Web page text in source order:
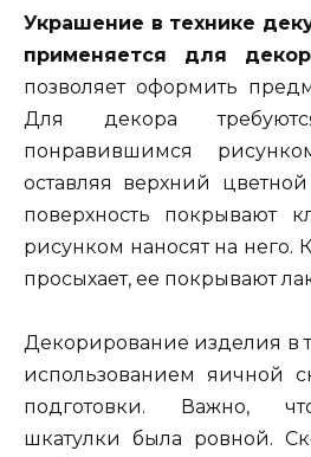
Украшение в технике
применяется для
позволяет оформить
Для декора
понравившимся
оставляя верхний
поверхность покрывают
рисунком наносят на него.
просыхает, ее покрывают
Декорирование изделия в
использованием яичной
подготовки. Важно,
шкатулки была ровной.